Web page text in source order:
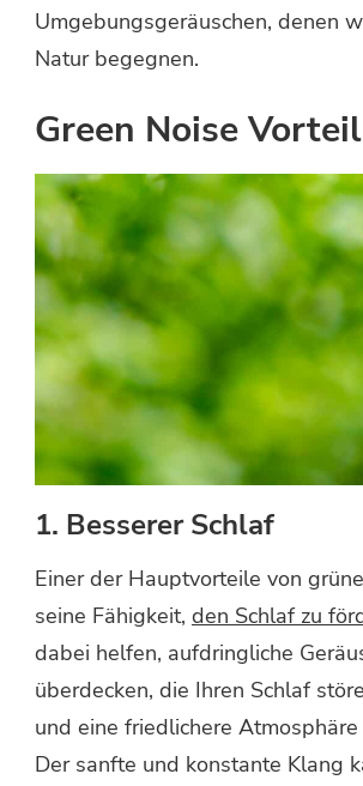
Umgebungsgeräuschen, denen
Natur begegnen.
Green Noise
1. Besserer Schlaf
Einer der Hauptvorteile von
seine Fähigkeit, den Schlaf zu
dabei helfen, aufdringliche
überdecken, die Ihren Schlaf
und eine friedlichere Atmosphäre
Der sanfte und konstante Klang